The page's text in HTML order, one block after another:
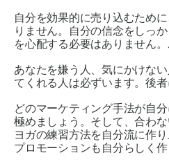
自分を効果的に売り込むため
りません。自分の信念をしっ
を心配する必要はありません。.
あなたを嫌う人、気にかけな
てくれる人は必ずいます。後
どのマーケティング手法が自分
極めましょう。そして、合わ
ヨガの練習方法を自分流に作
プロモーションも 自分らしく 作